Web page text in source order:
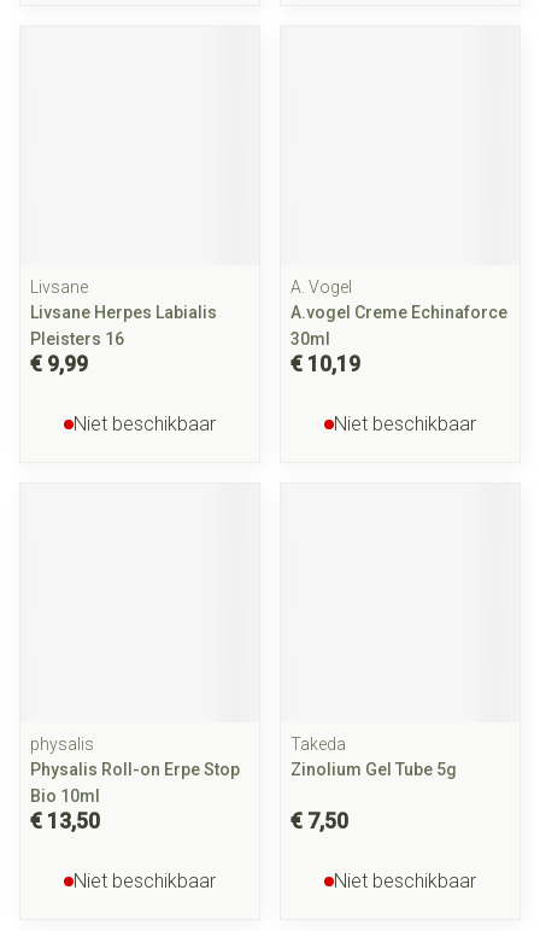
Livsane
Livsane Herpes Labialis
Pleisters 16
€ 9,99
Niet beschikbaar
A. Vogel
A.vogel Creme Echinaforce
30ml
€ 10,19
Niet beschikbaar
physalis
Physalis Roll-on Erpe Stop
Bio 10ml
€ 13,50
Niet beschikbaar
Takeda
Zinolium Gel Tube 5g
€ 7,50
Niet beschikbaar